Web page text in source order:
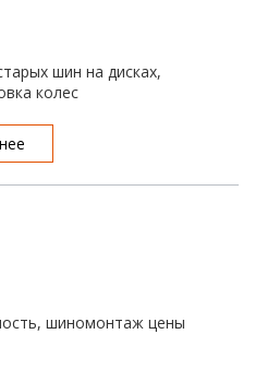
шин на дисках,
колес